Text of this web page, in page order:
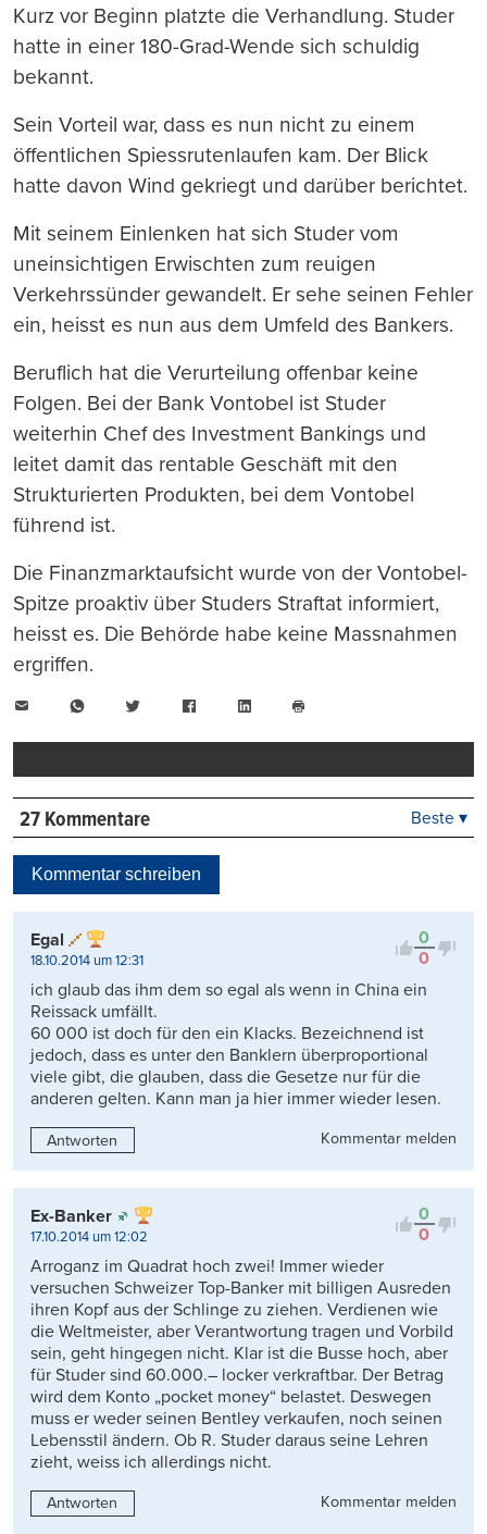
Kurz vor Beginn platzte die Verhandlung. Studer
hatte in einer 180-Grad-Wende sich schuldig
bekannt.
Sein Vorteil war, dass es nun nicht zu einem
öffentlichen Spiessrutenlaufen kam. Der Blick
hatte davon Wind gekriegt und darüber berichtet.
Mit seinem Einlenken hat sich Studer vom
uneinsichtigen Erwischten zum reuigen
Verkehrssünder gewandelt. Er sehe seinen Fehler
ein, heisst es nun aus dem Umfeld des Bankers.
Beruflich hat die Verurteilung offenbar keine
Folgen. Bei der Bank Vontobel ist Studer
weiterhin Chef des Investment Bankings und
leitet damit das rentable Geschäft mit den
Strukturierten Produkten, bei dem Vontobel
führend ist.
Die Finanzmarktaufsicht wurde von der Vontobel-
Spitze proaktiv über Studers Straftat informiert,
heisst es. Die Behörde habe keine Massnahmen
ergriffen.
WhatsAppTwitter FacebookLinkedIn
drucken
27 Kommentare
Kontrovers
Beste ▾
Kommentar schreiben
0
0
Egal
18.10.2014 um 12:31
ich glaub das ihm dem so egal als wenn in China ein
Reissack umfällt.
60 000 ist doch für den ein Klacks. Bezeichnend ist
jedoch, dass es unter den Banklern überproportional
viele gibt, die glauben, dass die Gesetze nur für die
anderen gelten. Kann man ja hier immer wieder lesen.
Antworten Kommentar melden
0
0
Ex-Banker
17.10.2014 um 12:02
Arroganz im Quadrat hoch zwei! Immer wieder
versuchen Schweizer Top-Banker mit billigen Ausreden
ihren Kopf aus der Schlinge zu ziehen. Verdienen wie
die Weltmeister, aber Verantwortung tragen und Vorbild
sein, geht hingegen nicht. Klar ist die Busse hoch, aber
für Studer sind 60.000.– locker verkraftbar. Der Betrag
wird dem Konto „pocket money“ belastet. Deswegen
muss er weder seinen Bentley verkaufen, noch seinen
Lebensstil ändern. Ob R. Studer daraus seine Lehren
zieht, weiss ich allerdings nicht.
Antworten Kommentar melden